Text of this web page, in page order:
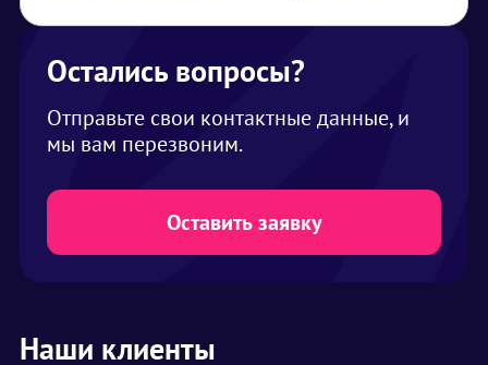
сами
Остались вопросы?
Отправьте свои контактные данные, и
мы вам перезвоним.
Оставить заявку
Наши клиенты